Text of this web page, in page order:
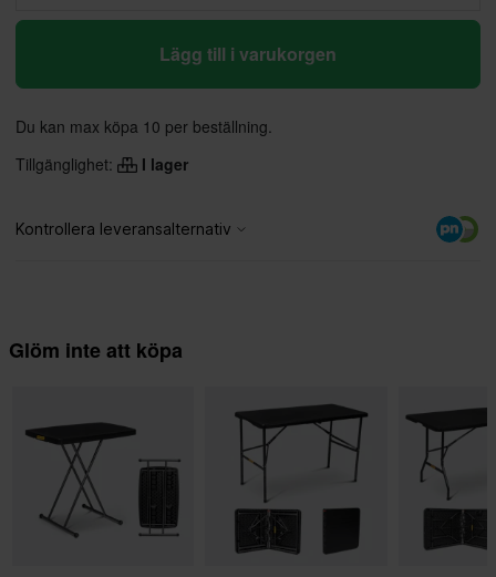
Lägg till i varukorgen
Du kan max köpa 10 per beställning.
Tillgänglighet:
I lager
Glöm inte att köpa